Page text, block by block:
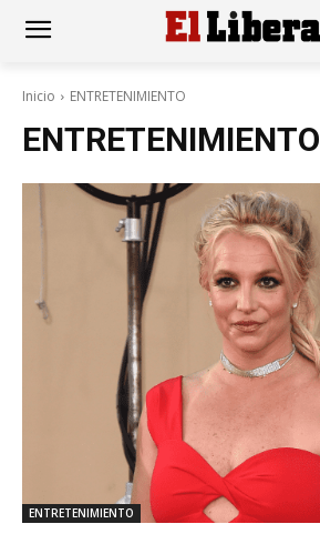
Inicio ENTRETENIMIENTO
ENTRETENIMIENTO
ENTRETENIMIENTO